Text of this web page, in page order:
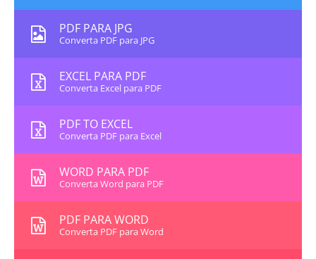
PDF PARA JPG
Converta PDF para JPG
EXCEL PARA PDF
Converta Excel para PDF
PDF TO EXCEL
Converta PDF para Excel
WORD PARA PDF
Converta Word para PDF
PDF PARA WORD
Converta PDF para Word